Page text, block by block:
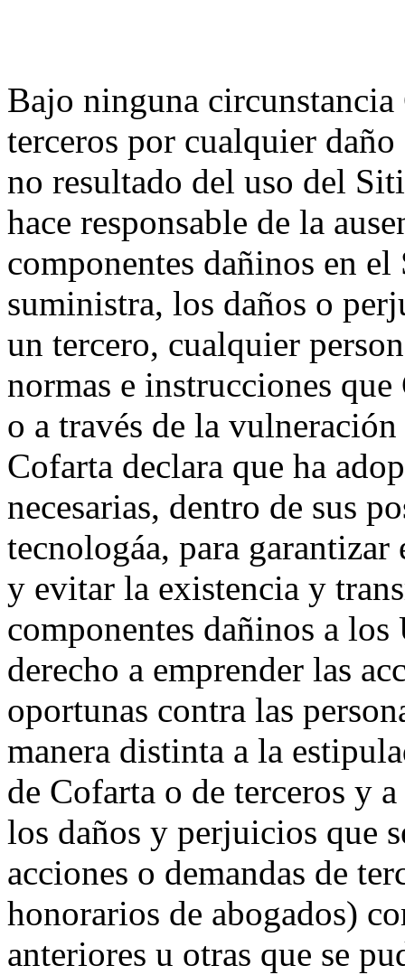
Bajo ninguna circunstancia
terceros por cualquier
no resultado del uso del
hace responsable de la
componentes dañinos en
suministra, los daños o
un tercero, cualquier
normas e instrucciones
o a través de la
Cofarta declara que ha
necesarias, dentro de sus
tecnologáa, para
y evitar la existencia y
componentes dañinos a
derecho a emprender las
oportunas contra las
manera distinta a la
de Cofarta o de terceros y
los daños y perjuicios que
acciones o demandas de
honorarios de abogados)
anteriores u otras que se